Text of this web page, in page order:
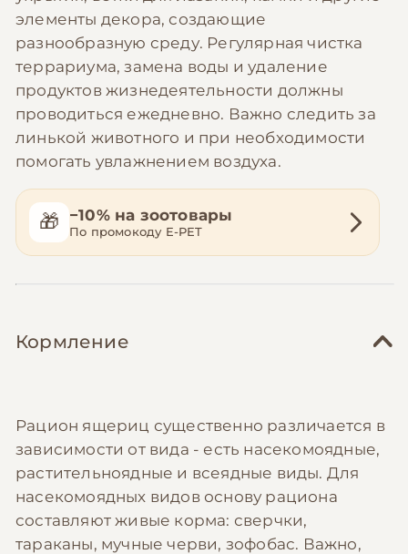
элементы декора, создающие
разнообразную среду. Регулярная чистка
террариума, замена воды и удаление
продуктов жизнедеятельности должны
проводиться ежедневно. Важно следить за
линькой животного и при необходимости
помогать увлажнением воздуха.
🎁 −10% на зоотовары
По промокоду E-PET
Кормление
Рацион ящериц существенно различается в
зависимости от вида - есть насекомоядные,
растительноядные и всеядные виды. Для
насекомоядных видов основу рациона
составляют живые корма: сверчки,
тараканы, мучные черви, зофобас. Важно,